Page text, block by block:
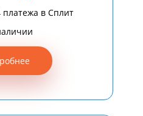
платежа в Сплит